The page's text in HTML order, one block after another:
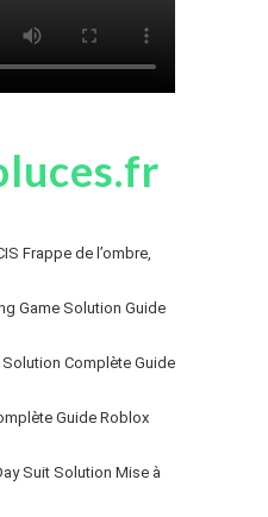
Frappe de l’ombre,
Game Solution Guide
Complète Guide
Guide Roblox
Suit Solution Mise à